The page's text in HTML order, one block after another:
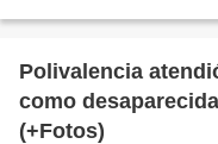
Polivalencia
como
(+Fotos)